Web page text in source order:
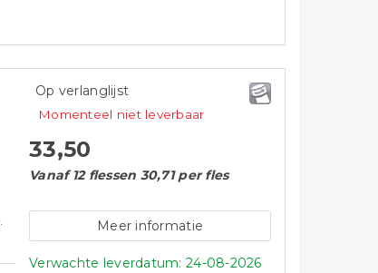
Op verlanglijst
Momenteel niet leverbaar
33,50
Vanaf 12 flessen 30,71 per fles
Meer informatie
Verwachte leverdatum: 24-08-2026